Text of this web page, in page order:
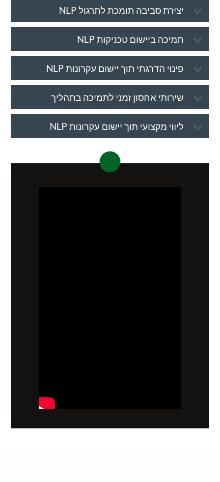
יצירת סביבה תומכת לתרגול NLP
תמיכה ביישום טכניקות NLP
פינוי הדרגתי תוך יישום עקרונות NLP
שירותי אחסון זמני לתמיכה בתהליך
ליווי מקצועי תוך יישום עקרונות NLP